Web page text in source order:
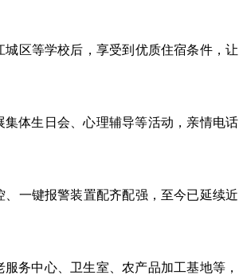
区等学校后，享受到优质住宿条件，让
体生日会、心理辅导等活动，亲情电话
一键报警装置配齐配强，至今已延续近
务中心、卫生室、农产品加工基地等，